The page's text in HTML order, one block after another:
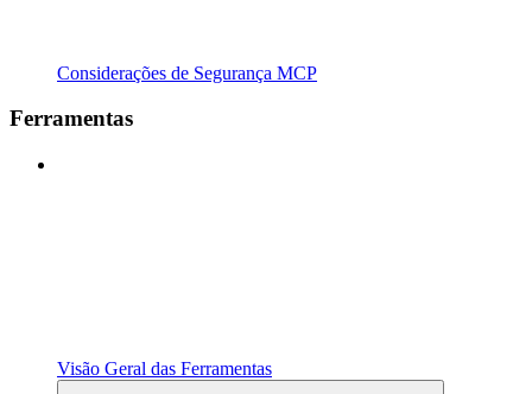
Considerações de Segurança MCP
Ferramentas
Visão Geral das Ferramentas